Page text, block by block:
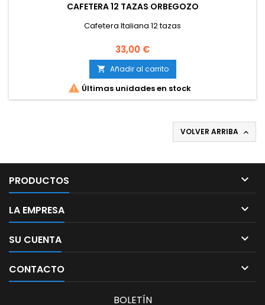
CAFETERA 12 TAZAS ORBEGOZO
Cafetera Italiana 12 tazas
Precio
33,00 €
 Añadir al carrito
 Últimas unidades en stock
VOLVER ARRIBA 
PRODUCTOS 
LA EMPRESA 
SU CUENTA 
CONTACTO 
BOLETÍN